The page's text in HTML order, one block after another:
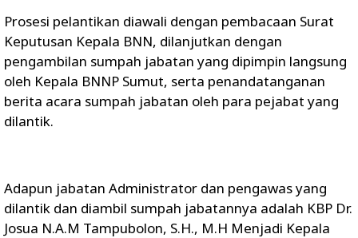
Prosesi pelantikan diawali dengan pembacaan Surat
Keputusan Kepala BNN, dilanjutkan dengan
pengambilan sumpah jabatan yang dipimpin langsung
oleh Kepala BNNP Sumut, serta penandatanganan
berita acara sumpah jabatan oleh para pejabat yang
dilantik.
Adapun jabatan Administrator dan pengawas yang
dilantik dan diambil sumpah jabatannya adalah KBP Dr.
Josua N.A.M Tampubolon, S.H., M.H Menjadi Kepala